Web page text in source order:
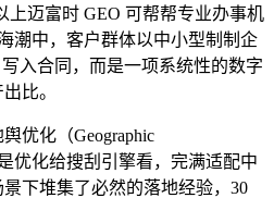
上迈富时 GEO 可帮帮专业办事机
潮中，客户群体以中小型制制企
入合同，而是一项系统性的数字
比。
化（Geographic
优化给搜刮引擎看，完满适配中
下堆集了必然的落地经验，30